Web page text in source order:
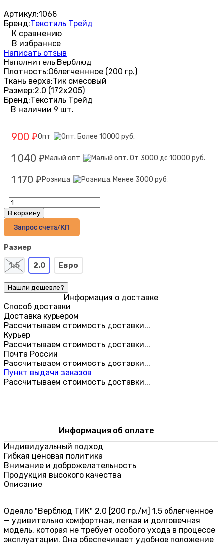
Артикул:1068
Бренд:Текстиль Трейд
К сравнению
В избранное
Написать отзыв
Наполнитель:Верблюд
Плотность:Облегченнное (200 гр.)
Ткань верха:Тик смесовый
Размер:2.0 (172х205)
Бренд:Текстиль Трейд
В наличии 9 шт.
900 ₽Опт
1 040 ₽ Малый опт
1 170 ₽ Розница
В корзину
Запрос счета/КП
Размер
1.5 2.0 Евро
Информация о доставке
Способ доставки
Доставка курьером
Рассчитываем стоимость доставки...
Курьер
Рассчитываем стоимость доставки...
Почта России
Рассчитываем стоимость доставки...
Пункт выдачи заказов
Рассчитываем стоимость доставки...
Информация об оплате
Индивидуальный подход
Гибкая ценовая политика
Внимание и доброжелательность
Продукция высокого качества
Описание
Одеяло "Верблюд ТИК" 2,0 [200 гр./м] 1,5 облегченное
— удивительно комфортная, легкая и долговечная
модель, которая не требует особого ухода в процессе
эксплуатации. Она обеспечивает удобное положение